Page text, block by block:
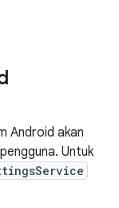
Android akan
Untuk